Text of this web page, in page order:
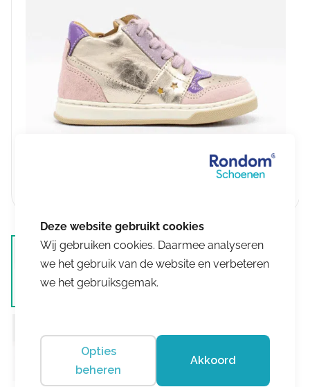
Wij gebruiken cookies. Daarmee analyseren
we het gebruik van de website en verbeteren
we het gebruiksgemak.
Opties
beheren
Akkoord